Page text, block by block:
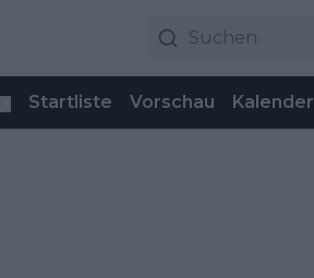
Startliste Vorschau Kalender